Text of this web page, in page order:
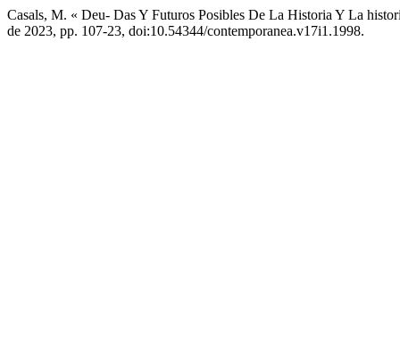
Casals, M. « Deu- Das Y Futuros Posibles De La Historia Y La
de 2023, pp. 107-23, doi:10.54344/contemporanea.v17i1.1998.